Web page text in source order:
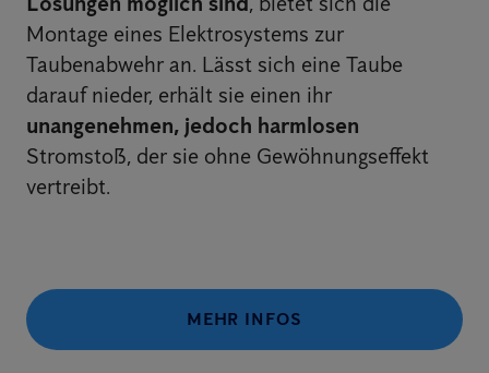
Montage eines Elektrosystems zur
Taubenabwehr an. Lässt sich eine Taube
darauf nieder, erhält sie einen ihr
unangenehmen, jedoch harmlosen
Stromstoß, der sie ohne Gewöhnungseffekt
vertreibt.
MEHR INFOS